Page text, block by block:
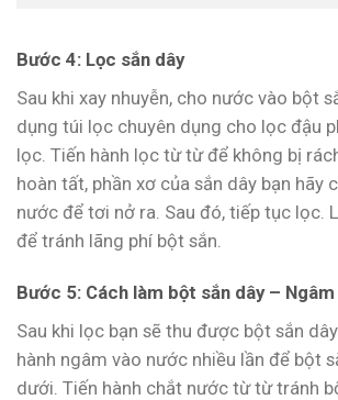
Bước 4: Lọc sắn dây
Sau khi xay nhuyễn, cho nước vào bột
dụng túi lọc chuyên dụng cho lọc đậu
lọc. Tiến hành lọc từ từ để không bị
hoàn tất, phần xơ của sắn dây bạn hãy
nước để tơi nở ra. Sau đó, tiếp tục lọc.
để tránh lãng phí bột sắn.
Bước 5: Cách làm bột sắn dây –
Sau khi lọc bạn sẽ thu được bột sắn
hành ngâm vào nước nhiều lần để bột
dưới. Tiến hành chắt nước từ từ tránh